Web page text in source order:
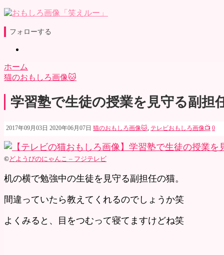
フォローする
ホーム
猫のおもしろ画像🐱
学習塾で生徒の授業を見守る副担
2017年09月03日 2020年06月07日 猫のおもしろ画像🐱, テレビおもしろ画像📺 0
©どようびのにゃんこ – フジテレビ
机の横で勉強中の生徒を見守る副担任の猫。
間違っていたら教えてくれるのでしょうか笑
よくみると、目をつむって寝てますけどね笑